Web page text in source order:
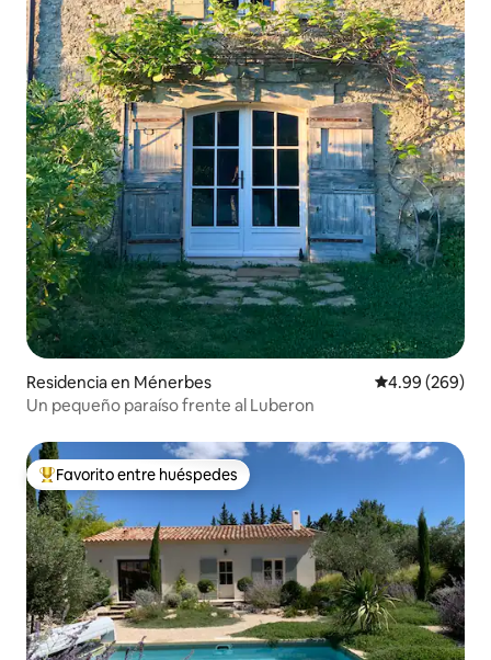
Residencia en Ménerbes Calificación
4.99 (269)
Un pequeño paraíso frente al Luberon
De los mejores en Favorito entre huéspedes
Favorito entre huéspedes